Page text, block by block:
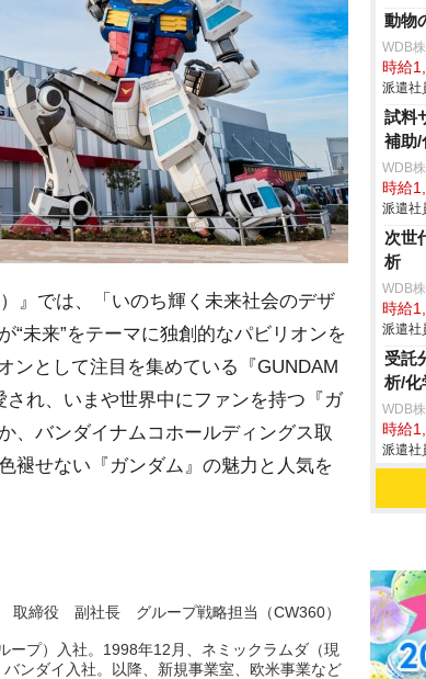
』では、「いのち輝く未来社会のデザ
“未来”をテーマに独創的なパビリオンを
ンとして注目を集めている『GUNDAM
れ、いまや世界中にファンを持つ『ガ
、バンダイナムコホールディングス取
褪せない『ガンダム』の魅力と人気を
取締役 副社長 グループ戦略担当（CW360）
ープ）入社。1998年12月、ネミックラムダ（現
ンダイ入社。以降、新規事業室、欧米事業など
動物
WDB
時給
派遣社
試料
補助/
WDB
時給
派遣社
次世
析
WDB
時給
派遣社
受託
析/化
WDB
時給
派遣社